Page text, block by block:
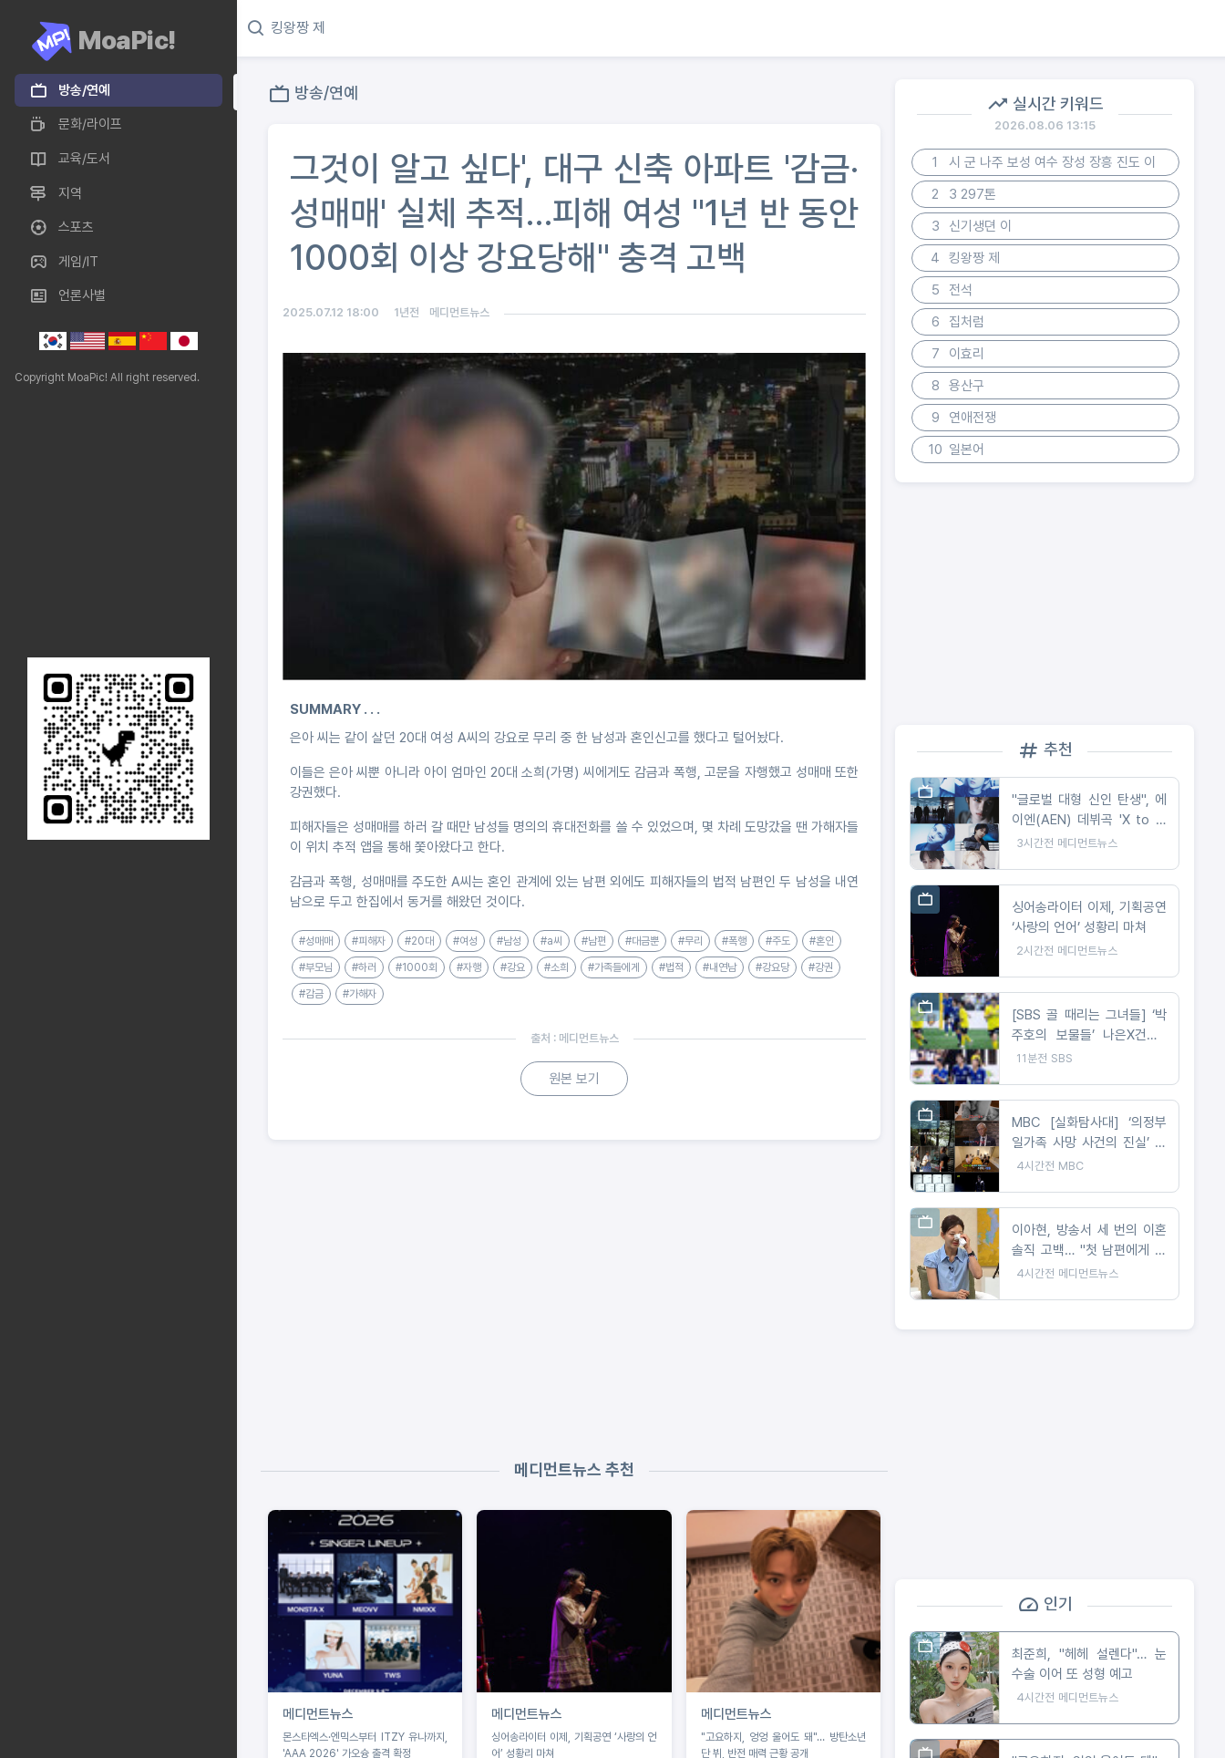
MoaPic!
방송/연예
문화/라이프
교육/도서
지역
스포츠
게임/IT
언론사별
Copyright MoaPic! All right reserved.
방송/연예
그것이 알고 싶다', 대구 신축 아파트 '감금·
성매매' 실체 추적…피해 여성 "1년 반 동안
1000회 이상 강요당해" 충격 고백
2025.07.12 18:00 1년전 메디먼트뉴스
SUMMARY . . .
은아 씨는 같이 살던 20대 여성 A씨의 강요로 무리 중 한 남성과 혼인신고를 했다고 털어놨다.
이들은 은아 씨뿐 아니라 아이 엄마인 20대 소희(가명) 씨에게도 감금과 폭행, 고문을 자행했고 성매매 또한
강권했다.
피해자들은 성매매를 하러 갈 때만 남성들 명의의 휴대전화를 쓸 수 있었으며, 몇 차례 도망갔을 땐 가해자들
이 위치 추적 앱을 통해 쫓아왔다고 한다.
감금과 폭행, 성매매를 주도한 A씨는 혼인 관계에 있는 남편 외에도 피해자들의 법적 남편인 두 남성을 내연
남으로 두고 한집에서 동거를 해왔던 것이다.
#성매매 #피해자 #20대 #여성 #남성 #a씨 #남편 #대금뿐 #무리 #폭행 #주도 #혼인
#부모님 #하러 #1000회 #자행 #강요 #소희 #가족들에게 #법적 #내연남 #강요당 #강권
#감금 #가해자
출처 : 메디먼트뉴스
원본 보기
메디먼트뉴스 추천
메디먼트뉴스
몬스타엑스·엔믹스부터 ITZY 유나까지,
'AAA 2026' 가오슝 출격 확정
메디먼트뉴스
싱어송라이터 이제, 기획공연 ‘사랑의 언
어’ 성황리 마쳐
메디먼트뉴스
"고요하지, 엉엉 울어도 돼"… 방탄소년
단 뷔, 반전 매력 근황 공개
실시간 키워드
2026.08.06 13:15
1
시 군 나주 보성 여수 장성 장흥 진도 이
2
3 297톤
3
신기생뎐 이
4
킹왕짱 제
5
전석
6
집처럼
7
이효리
8
용산구
9
연애전쟁
10 일본어
추천
"글로벌 대형 신인 탄생", 에
이엔(AEN) 데뷔곡 'X to Z'
첫 티저 공개
3시간전 메디먼트뉴스
싱어송라이터 이제, 기획공연
‘사랑의 언어’ 성황리 마쳐
2시간전 메디먼트뉴스
[SBS 골 때리는 그녀들] ‘박
주호의 보물들’ 나은X건후X
진우, 훌쩍 자란 모습으로 ‘골
11분전 SBS
MBC [실화탐사대] ‘의정부
일가족 사망 사건의 진실’ 오
늘(6일) 밤 9시 방송
4시간전 MBC
이아현, 방송서 세 번의 이혼
솔직 고백… "첫 남편에게 가
장 미안해"
4시간전 메디먼트뉴스
인기
최준희, "헤헤 설렌다"… 눈
수술 이어 또 성형 예고
4시간전 메디먼트뉴스